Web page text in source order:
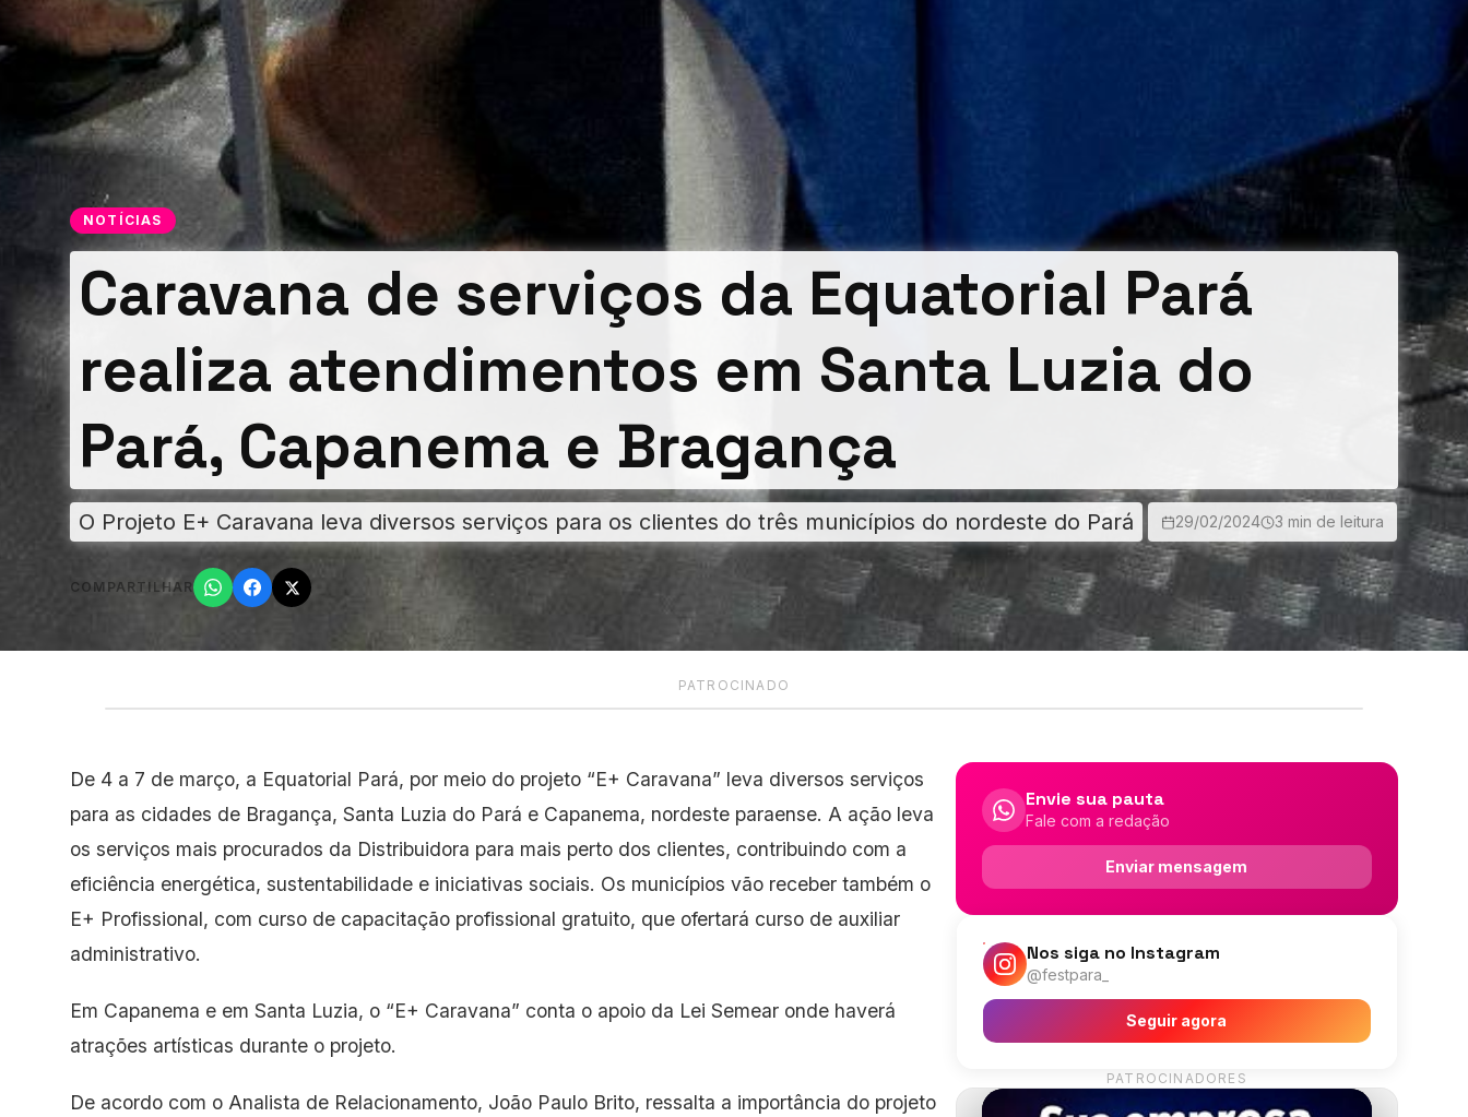
NOTÍCIAS
Caravana de serviços da Equatorial Pará
realiza atendimentos em Santa Luzia do
Pará, Capanema e Bragança
O Projeto E+ Caravana leva diversos serviços para os clientes do três municípios do nordeste do Pará 29/02/2024 3 min de leitura
COMPARTILHAR
PATROCINADO
De 4 a 7 de março, a Equatorial Pará, por meio do projeto “E+ Caravana” leva diversos serviços
para as cidades de Bragança, Santa Luzia do Pará e Capanema, nordeste paraense. A ação leva
os serviços mais procurados da Distribuidora para mais perto dos clientes, contribuindo com a
eficiência energética, sustentabilidade e iniciativas sociais. Os municípios vão receber também o
E+ Profissional, com curso de capacitação profissional gratuito, que ofertará curso de auxiliar
administrativo.
Em Capanema e em Santa Luzia, o “E+ Caravana” conta o apoio da Lei Semear onde haverá
atrações artísticas durante o projeto.
De acordo com o Analista de Relacionamento, João Paulo Brito, ressalta a importância do projeto
Envie sua pauta
Fale com a redação
Enviar mensagem
Nos siga no Instagram
@festpara_
Seguir agora
PATROCINADORES